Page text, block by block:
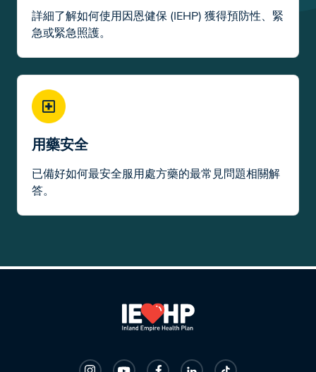
詳細了解如何使用因恩健保 (IEHP) 獲得預防性、緊
急或緊急照護。
用藥安全
已備好如何最安全服用處方藥的最常見問題相關解
答。